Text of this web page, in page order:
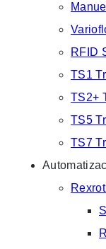
RFID
TS1
TS2+
TS5
TS7